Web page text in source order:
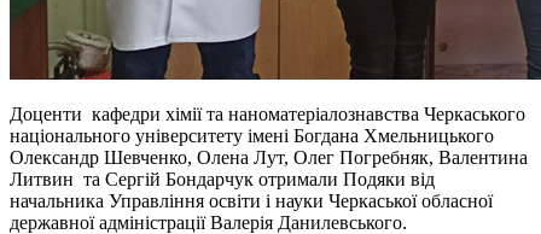
Доценти кафедри хімії та наноматеріалознавства Черкаського
національного університету імені Богдана Хмельницького
Олександр Шевченко, Олена Лут, Олег Погребняк, Валентина
Литвин та Сергій Бондарчук отримали Подяки від
начальника Управління освіти і науки Черкаської обласної
державної адміністрації Валерія Данилевського.